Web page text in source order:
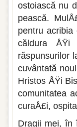
ostoiască nu
pească.
pentru
căldura ÅŸi
răspunsurilor
cuvântată
Hristos ÅŸi
comunitatea
cu­raÅ£i,
Dragii mei, în